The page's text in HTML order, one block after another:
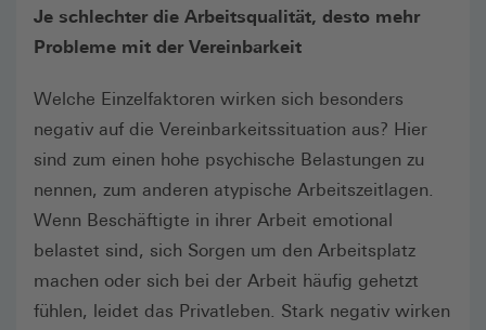
Je schlechter die Arbeitsqualität, desto mehr
Probleme mit der Vereinbarkeit
Welche Einzelfaktoren wirken sich besonders
negativ auf die Vereinbarkeitssituation aus? Hier
sind zum einen hohe psychische Belastungen zu
nennen, zum anderen atypische Arbeitszeitlagen.
Wenn Beschäftigte in ihrer Arbeit emotional
belastet sind, sich Sorgen um den Arbeitsplatz
machen oder sich bei der Arbeit häufig gehetzt
fühlen, leidet das Privatleben. Stark negativ wirken